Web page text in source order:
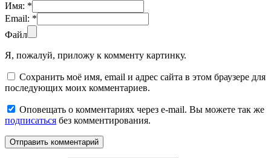
Имя: *
Email: *
Файл
Я, пожалуй, приложу к комменту картинку.
Сохранить моё имя, email и адрес сайта в этом браузере для
последующих моих комментариев.
Оповещать о комментариях через e-mail. Вы можете так же
подписаться без комментирования.